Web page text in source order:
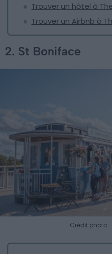
Trouver un hôtel à
Trouver un Airbnb à
2. St Boniface
Crédit photo